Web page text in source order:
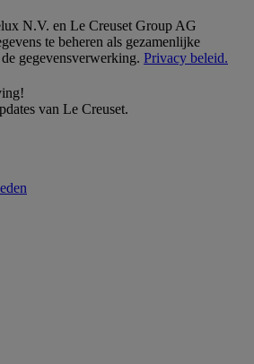
N.V. en Le Creuset Group AG
te beheren als gezamenlijke
gegevensverwerking. Privacy beleid.
van Le Creuset.